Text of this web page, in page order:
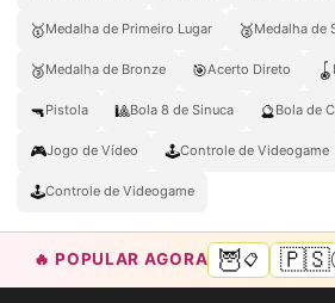
🥇Medalha de Primeiro Lugar 🥈Medalha de
🥉Medalha de Bronze 🎯Acerto Direto 🪀
🔫Pistola 🎱Bola 8 de Sinuca 🔮Bola de
🎮Jogo de Vídeo 🕹️Controle de Videogame
🕹Controle de Videogame
🔥 POPULAR AGORA 🦉📋